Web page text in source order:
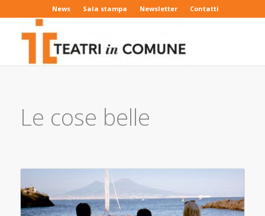
News Sala stampa Newsletter Contatti
Le cose belle